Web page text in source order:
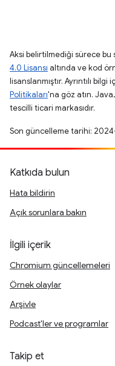
Aksi belirtilmediği sürece bu
4.0 Lisansı altında ve kod
lisanslanmıştır. Ayrıntılı bilgi
Politikaları'na göz atın.
tescilli ticari markasıdır.
Son güncelleme tarihi:
Katkıda bulun
Hata bildirin
Açık sorunlara bakın
İlgili içerik
Chromium güncellemeleri
Örnek olaylar
Arşivle
Podcast'ler ve programlar
Takip et